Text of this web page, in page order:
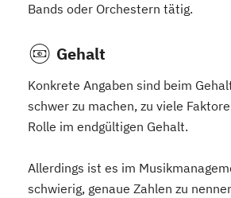
Bands oder Orchestern tätig.
Gehalt
Konkrete Angaben sind beim
schwer zu machen, zu viele
Rolle im endgültigen Gehalt.
Allerdings ist es im
schwierig, genaue Zahlen zu